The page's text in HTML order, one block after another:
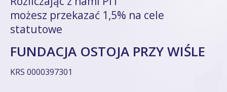
możesz przekazać 1,5% na cele
statutowe
FUNDACJA OSTOJA PRZY WIŚLE
KRS 0000397301